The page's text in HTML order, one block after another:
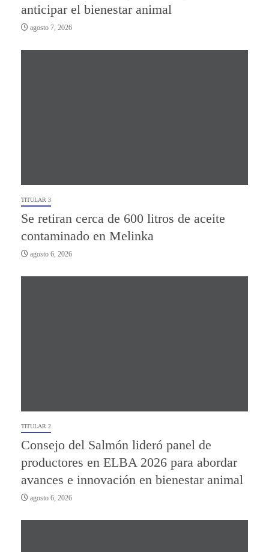
anticipar el bienestar animal
agosto 7, 2026
TITULAR 3
Se retiran cerca de 600 litros de aceite
contaminado en Melinka
agosto 6, 2026
TITULAR 2
Consejo del Salmón lideró panel de
productores en ELBA 2026 para abordar
avances e innovación en bienestar animal
agosto 6, 2026